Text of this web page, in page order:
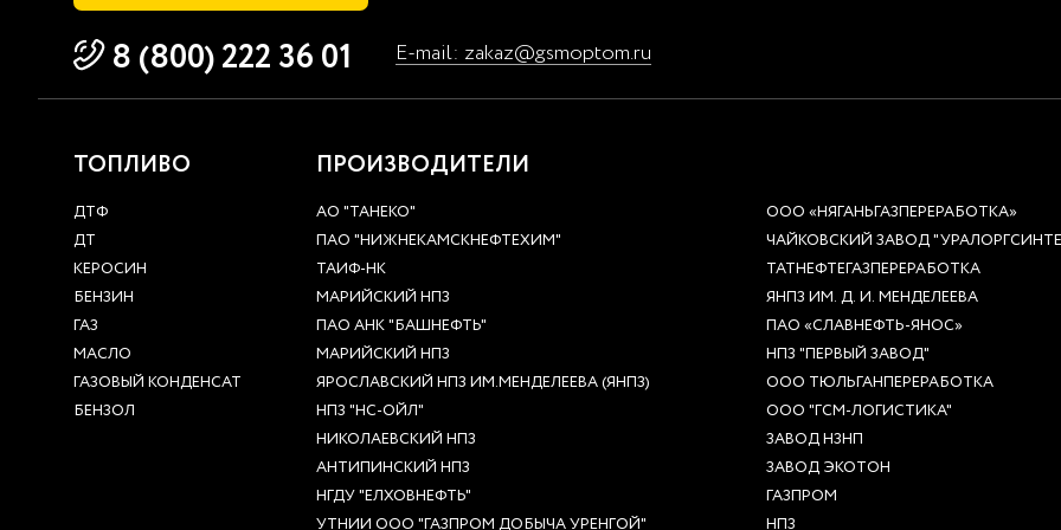
8 (800) 222 36 01 E-mail: zakaz@gsmoptom.ru
ТОПЛИВО
ДТФ
ДТ
КЕРОСИН
БЕНЗИН
ГАЗ
МАСЛО
ГАЗОВЫЙ КОНДЕНСАТ
БЕНЗОЛ
ПРОИЗВОДИТЕЛИ
АО "ТАНЕКО"
ПАО "НИЖНЕКАМСКНЕФТЕХИМ"
ТАИФ-НК
МАРИЙСКИЙ НПЗ
ПАО АНК "БАШНЕФТЬ"
МАРИЙСКИЙ НПЗ
ЯРОСЛАВСКИЙ НПЗ ИМ.МЕНДЕЛЕЕВА (ЯНПЗ)
НПЗ "НС-ОЙЛ"
НИКОЛАЕВСКИЙ НПЗ
АНТИПИНСКИЙ НПЗ
НГДУ "ЕЛХОВНЕФТЬ"
УТНИИ ООО "ГАЗПРОМ ДОБЫЧА УРЕНГОЙ"
ООО «НЯГАНЬГАЗПЕРЕРАБОТКА»
ЧАЙКОВСКИЙ ЗАВОД
ТАТНЕФТЕГАЗПЕРЕРАБОТКА
ЯНПЗ ИМ. Д. И. МЕНДЕЛЕЕВА
ПАО «СЛАВНЕФТЬ-ЯНОС»
НПЗ "ПЕРВЫЙ ЗАВОД"
ООО ТЮЛЬГАНПЕРЕРАБОТКА
ООО "ГСМ-ЛОГИСТИКА"
ЗАВОД НЗНП
ЗАВОД ЭКОТОН
ГАЗПРОМ
НПЗ